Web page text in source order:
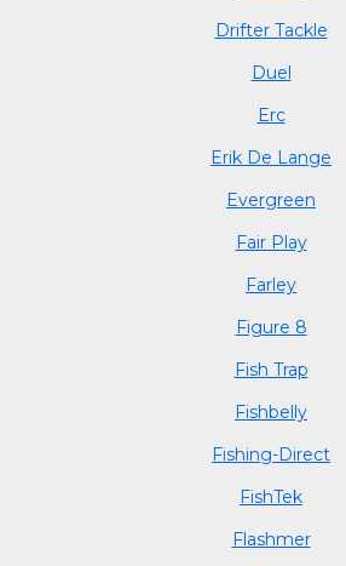
Drifter Tackle
Duel
Erc
Erik De Lange
Evergreen
Fair Play
Farley
Figure 8
Fish Trap
Fishbelly
Fishing-Direct
FishTek
Flashmer